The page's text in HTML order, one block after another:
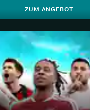
ZUM ANGEBOT